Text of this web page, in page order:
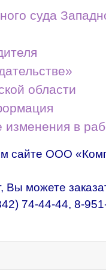
суда
области
в
сайте ООО
Вы можете
74-44-44, 8-